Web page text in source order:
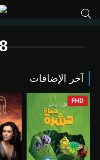
آخر الإضافات
FHD